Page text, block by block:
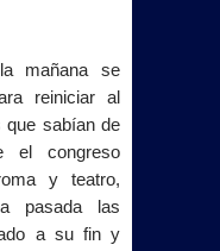
mañana se
reiniciar al
que sabían de
el congreso
y teatro,
pasada las
a su fin y